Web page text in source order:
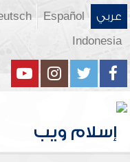
عربي Español
Indonesia